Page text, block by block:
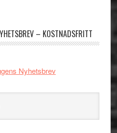
– KOSTNADSFRITT
Nyhetsbrev